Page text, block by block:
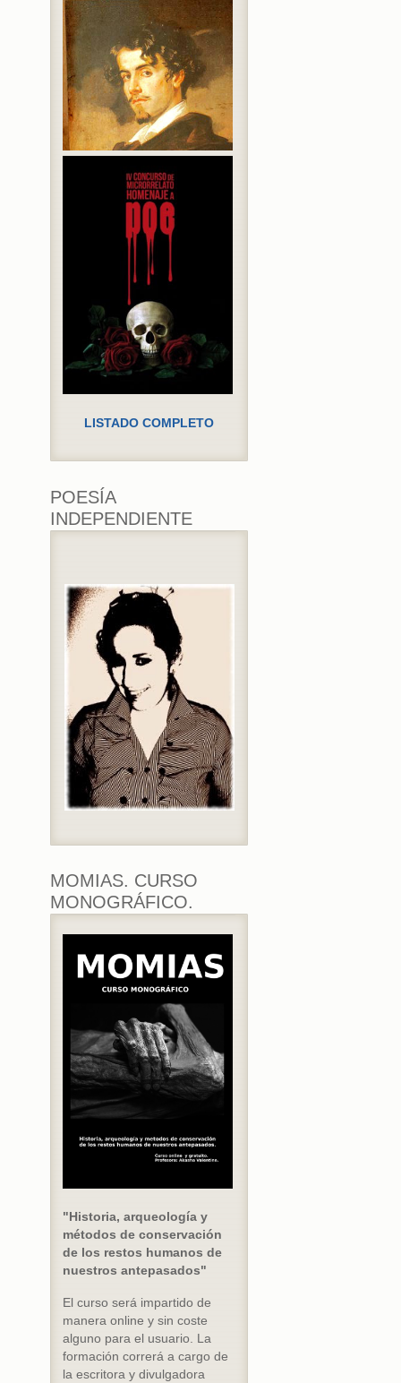
LISTADO COMPLETO
POESÍA
INDEPENDIENTE
MOMIAS. CURSO
MONOGRÁFICO.
"Historia, arqueología y
métodos de conservación
de los restos humanos de
nuestros antepasados"
El curso será impartido de
manera online y sin coste
alguno para el usuario. La
formación correrá a cargo de
la escritora y divulgadora